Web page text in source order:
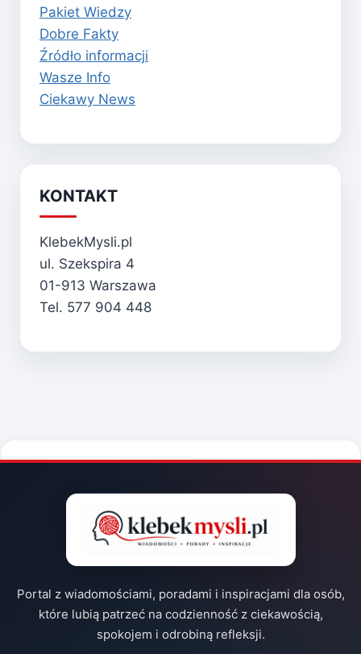
Pakiet Wiedzy
Dobre Fakty
Źródło informacji
Wasze Info
Ciekawy News
KONTAKT
KlebekMysli.pl
ul. Szekspira 4
01-913 Warszawa
Tel. 577 904 448
Portal z wiadomościami, poradami i inspiracjami dla osób,
które lubią patrzeć na codzienność z ciekawością,
spokojem i odrobiną refleksji.